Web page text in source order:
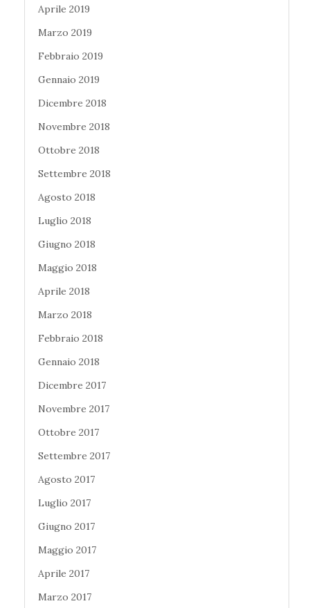
Aprile 2019
Marzo 2019
Febbraio 2019
Gennaio 2019
Dicembre 2018
Novembre 2018
Ottobre 2018
Settembre 2018
Agosto 2018
Luglio 2018
Giugno 2018
Maggio 2018
Aprile 2018
Marzo 2018
Febbraio 2018
Gennaio 2018
Dicembre 2017
Novembre 2017
Ottobre 2017
Settembre 2017
Agosto 2017
Luglio 2017
Giugno 2017
Maggio 2017
Aprile 2017
Marzo 2017